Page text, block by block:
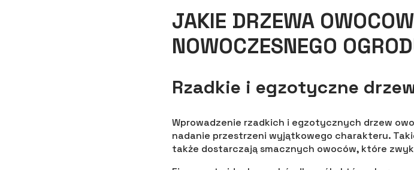
JAKIE DRZEWA
NOWOCZESNEGO
Rzadkie i egzotyczne
Wprowadzenie rzadkich i egzotycznych drzew
nadanie przestrzeni wyjątkowego charakteru.
także dostarczają smacznych owoców, które